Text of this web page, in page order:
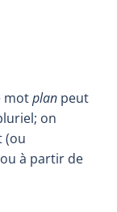
motplan peut
on
(ou
à partir de